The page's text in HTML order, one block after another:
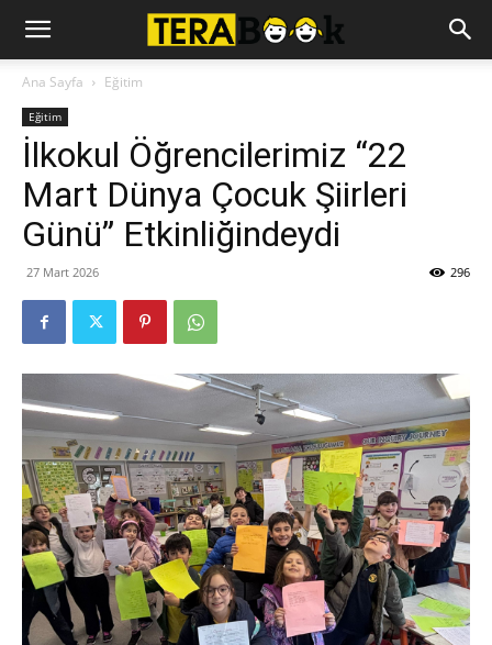
Ana Sayfa Eğitim
Eğitim
İlkokul Öğrencilerimiz “22
Mart Dünya Çocuk Şiirleri
Günü” Etkinliğindeydi
27 Mart 2026 296